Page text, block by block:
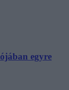
egyre